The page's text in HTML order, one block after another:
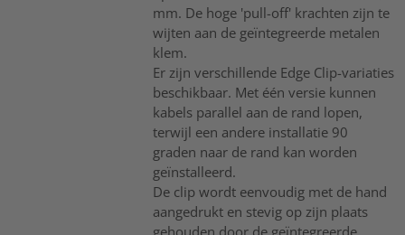
mm. De hoge 'pull-off' krachten zijn te
wijten aan de geïntegreerde metalen
klem.
Er zijn verschillende Edge Clip-variaties
beschikbaar. Met één versie kunnen
kabels parallel aan de rand lopen,
terwijl een andere installatie 90
graden naar de rand kan worden
geïnstalleerd.
De clip wordt eenvoudig met de hand
aangedrukt en stevig op zijn plaats
gehouden door de geïntegreerde